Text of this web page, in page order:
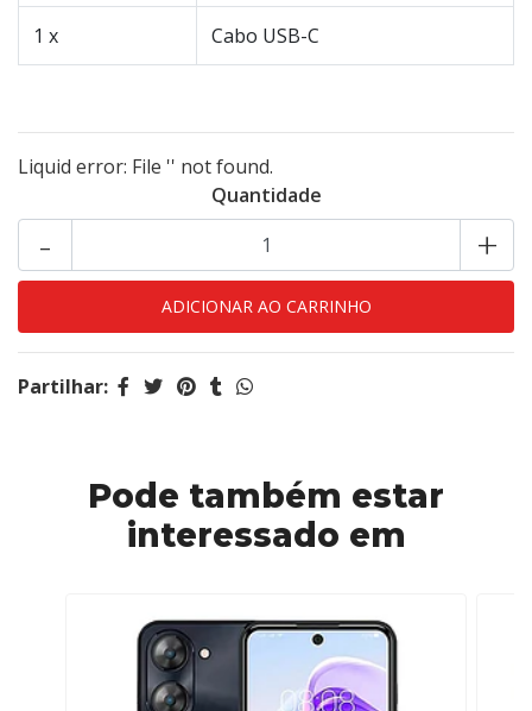
1 x Cabo USB-C
Liquid error: File '' not found.
Quantidade
+
-
Partilhar:
Pode também estar
interessado em